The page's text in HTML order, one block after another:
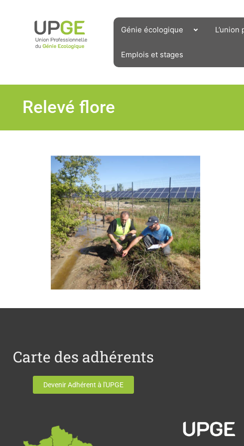
Génie écologique
Emplois et stages
Relevé flore
Carte des adhérents
Devenir Adhérent à l'UPGE